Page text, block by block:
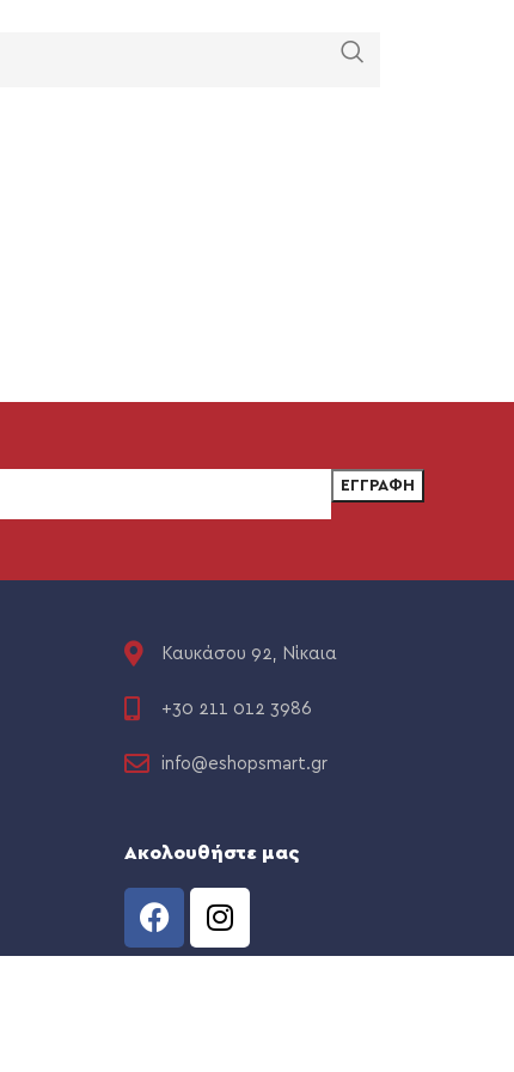
Καυκάσου 92, Νίκαια
+30 211 012 3986
info@eshopsmart.gr
Ακολουθήστε μας